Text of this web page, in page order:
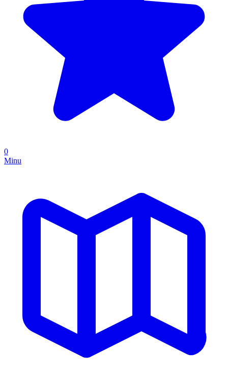
0
Minu